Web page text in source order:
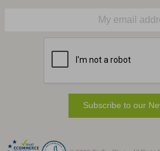
Subscribe to our